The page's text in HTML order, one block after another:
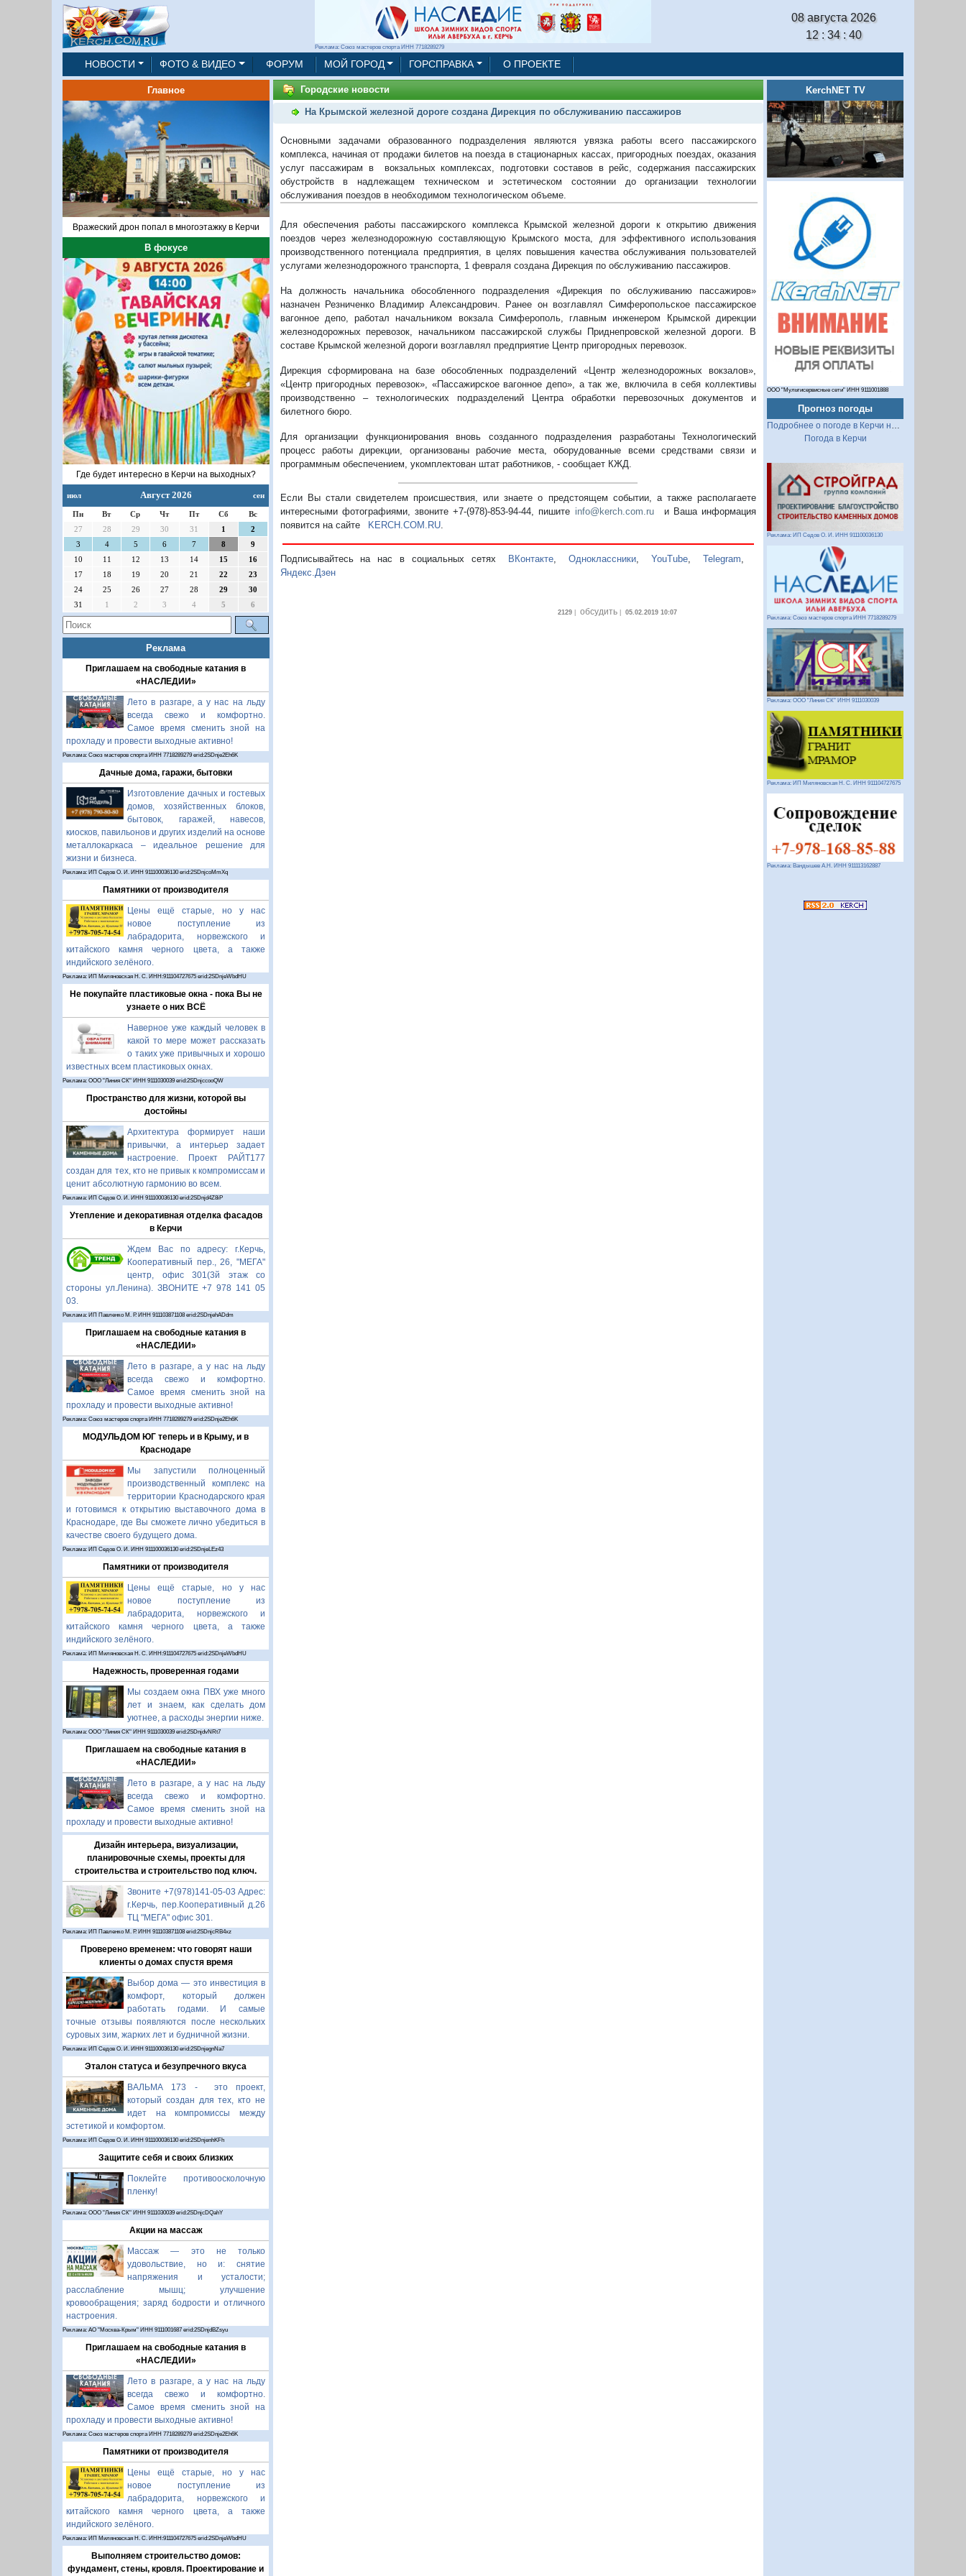
Реклама: Союз мастеров спорта ИНН 7718289279
08 августа 2026
12 : 34 : 41
НОВОСТИ ФОТО & ВИДЕО ФОРУМ МОЙ ГОРОД ГОРСПРАВКА О ПРОЕКТЕ
Главное
Вражеский дрон попал в многоэтажку в Керчи
В фокусе
Где будет интересно в Керчи на выходных?
июл Август 2026 сен
Пн Вт Ср Чт Пт Сб
Вс
27
28 29 30 31 1
2
3
4 5 6 7 8
9
10
11 12 13 14 15
16
17
18 19 20 21 22
23
24
25 26 27 28 29
30
31
1 2 3 4 5 6
Реклама
Приглашаем на свободные катания в
«НАСЛЕДИИ»
Лето в разгаре, а у нас на льду
всегда свежо и комфортно.
Самое время сменить зной на
прохладу и провести выходные активно!
Реклама: Союз мастеров спорта ИНН 7718289279 erid:2SDnje2Eh6K
Дачные дома, гаражи, бытовки
Изготовление дачных и гостевых
домов, хозяйственных блоков,
бытовок, гаражей, навесов,
киосков, павильонов и других изделий на основе
металлокаркаса – идеальное решение для
жизни и бизнеса.
Реклама: ИП Седов О. И. ИНН 911100036130 erid:2SDnjcoMmXq
Памятники от производителя
Цены ещё старые, но у нас
новое поступление из
лабрадорита, норвежского и
китайского камня черного цвета, а также
индийского зелёного.
Реклама: ИП Миляновская Н. С. ИНН:911104727675 erid:2SDnjeWbdHU
Не покупайте пластиковые окна - пока Вы не
узнаете о них ВСЁ
Наверное уже каждый человек в
какой то мере может рассказать
о таких уже привычных и хорошо
известных всем пластиковых окнах.
Реклама: ООО "Линия СК" ИНН 9111030039 erid:2SDnjccooQW
Пространство для жизни, которой вы
достойны
Архитектура формирует наши
привычки, а интерьер задает
настроение. Проект РАЙТ177
создан для тех, кто не привык к компромиссам и
ценит абсолютную гармонию во всем.
Реклама: ИП Седов О. И. ИНН 911100036130 erid:2SDnjd4Z8iP
Утепление и декоративная отделка фасадов
в Керчи
Ждем Вас по адресу: г.Керчь,
Кооперативный пер., 26, "МЕГА"
центр, офис 301(3й этаж со
стороны ул.Ленина). ЗВОНИТЕ +7 978 141 05
03.
Реклама: ИП Павленко М. Р. ИНН 911103871108 erid:2SDnjehADdm
Приглашаем на свободные катания в
«НАСЛЕДИИ»
Лето в разгаре, а у нас на льду
всегда свежо и комфортно.
Самое время сменить зной на
прохладу и провести выходные активно!
Реклама: Союз мастеров спорта ИНН 7718289279 erid:2SDnje2Eh6K
МОДУЛЬДОМ ЮГ теперь и в Крыму, и в
Краснодаре
Мы запустили полноценный
производственный комплекс на
территории Краснодарского края
и готовимся к открытию выставочного дома в
Краснодаре, где Вы сможете лично убедиться в
качестве своего будущего дома.
Реклама: ИП Седов О. И. ИНН 911100036130 erid:2SDnjeLEz43
Памятники от производителя
Цены ещё старые, но у нас
новое поступление из
лабрадорита, норвежского и
китайского камня черного цвета, а также
индийского зелёного.
Реклама: ИП Миляновская Н. С. ИНН:911104727675 erid:2SDnjeWbdHU
Надежность, проверенная годами
Мы создаем окна ПВХ уже много
лет и знаем, как сделать дом
уютнее, а расходы энергии ниже.
Реклама: ООО "Линия СК" ИНН 9111030039 erid:2SDnjdvNRt7
Приглашаем на свободные катания в
«НАСЛЕДИИ»
Лето в разгаре, а у нас на льду
всегда свежо и комфортно.
Самое время сменить зной на
прохладу и провести выходные активно!
Дизайн интерьера, визуализации,
планировочные схемы, проекты для
строительства и строительство под ключ.
Звоните +7(978)141-05-03 Адрес:
г.Керчь, пер.Кооперативный д.26
ТЦ "МЕГА" офис 301.
Реклама: ИП Павленко М. Р. ИНН 911103871108 erid:2SDnjcRB4xz
Проверено временем: что говорят наши
клиенты о домах спустя время
Выбор дома — это инвестиция в
комфорт, который должен
работать годами. И самые
точные отзывы появляются после нескольких
суровых зим, жарких лет и будничной жизни.
Реклама: ИП Седов О. И. ИНН 911100036130 erid:2SDnjegnNa7
Эталон статуса и безупречного вкуса
ВАЛЬМА 173 - это проект,
который создан для тех, кто не
идет на компромиссы между
эстетикой и комфортом.
Реклама: ИП Седов О. И. ИНН 911100036130 erid:2SDnjenhKFh
Защитите себя и своих близких
Поклейте противоосколочную
пленку!
Реклама: ООО "Линия СК" ИНН 9111030039 erid:2SDnjcDQahY
Акции на массаж
Массаж — это не только
удовольствие, но и: снятие
напряжения и усталости;
расслабление мышц; улучшение
кровообращения; заряд бодрости и отличного
настроения.
Реклама: АО "Москва-Крым" ИНН 9111001687 erid:2SDnjdBZsyu
Приглашаем на свободные катания в
«НАСЛЕДИИ»
Лето в разгаре, а у нас на льду
всегда свежо и комфортно.
Самое время сменить зной на
прохладу и провести выходные активно!
Реклама: Союз мастеров спорта ИНН 7718289279 erid:2SDnje2Eh6K
Памятники от производителя
Цены ещё старые, но у нас
новое поступление из
лабрадорита, норвежского и
китайского камня черного цвета, а также
индийского зелёного.
Реклама: ИП Миляновская Н. С. ИНН:911104727675 erid:2SDnjeWbdHU
Выполняем строительство домов:
фундамент, стены, кровля. Проектирование и
Городские новости
На Крымской железной дороге создана Дирекция по обслуживанию пассажиров
Основными задачами образованного подразделения являются увязка работы всего пассажирского
комплекса, начиная от продажи билетов на поезда в стационарных кассах, пригородных поездах, оказания
услуг пассажирам в вокзальных комплексах, подготовки составов в рейс, содержания пассажирских
обустройств в надлежащем техническом и эстетическом состоянии до организации технологии
обслуживания поездов в необходимом технологическом объеме.
Для обеспечения работы пассажирского комплекса Крымской железной дороги к открытию движения
поездов через железнодорожную составляющую Крымского моста, для эффективного использования
производственного потенциала предприятия, в целях повышения качества обслуживания пользователей
услугами железнодорожного транспорта, 1 февраля создана Дирекция по обслуживанию пассажиров.
На должность начальника обособленного подразделения «Дирекция по обслуживанию пассажиров»
назначен Резниченко Владимир Александрович. Ранее он возглавлял Симферопольское пассажирское
вагонное депо, работал начальником вокзала Симферополь, главным инженером Крымской дирекции
железнодорожных перевозок, начальником пассажирской службы Приднепровской железной дороги. В
составе Крымской железной дороги возглавлял предприятие Центр пригородных перевозок.
Дирекция сформирована на базе обособленных подразделений «Центр железнодорожных вокзалов»,
«Центр пригородных перевозок», «Пассажирское вагонное депо», а так же, включила в себя коллективы
производственно – технологических подразделений Центра обработки перевозочных документов и
билетного бюро.
Для организации функционирования вновь созданного подразделения разработаны Технологический
процесс работы дирекции, организованы рабочие места, оборудованные всеми средствами связи и
программным обеспечением, укомплектован штат работников, - сообщает КЖД.
Если Вы стали свидетелем происшествия, или знаете о предстоящем событии, а также располагаете
интересными фотографиями, звоните +7-(978)-853-94-44, пишите info@kerch.com.ru и Ваша информация
появится на сайте KERCH.COM.RU.
Подписывайтесь на нас в социальных сетях ВКонтакте Одноклассники ,YouTube ,Telegram
Яндекс.Дзен
2129| обсудить| 05.02.2019 10:07
KerchNET TV
ООО "Мультисервисные сети" ИНН 9111001888
Прогноз погоды
Подробнее о погоде в Керчи на 2 недели
Погода в Керчи
Реклама: ИП Седов О. И. ИНН 911100036130
Реклама: Союз мастеров спорта ИНН 7718289279
Реклама: ООО "Линия СК" ИНН 9111030039
Реклама: ИП Миляновская Н. С. ИНН 911104727675
Реклама: Вандышев А.Н. ИНН 911113162887